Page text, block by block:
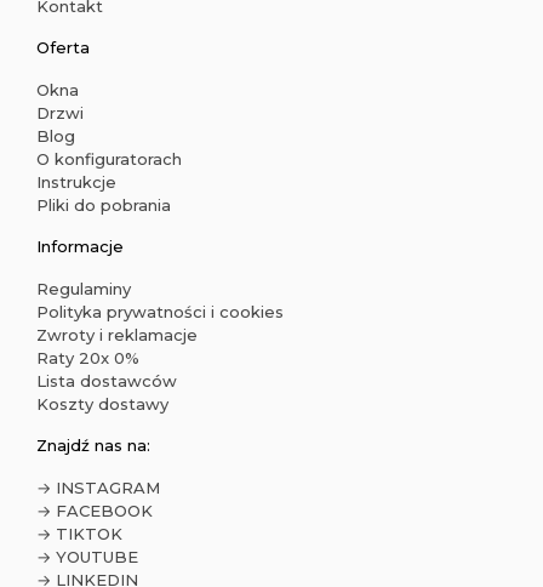
Kontakt
Oferta
Okna
Drzwi
Blog
O konfiguratorach
Instrukcje
Pliki do pobrania
Informacje
Regulaminy
Polityka prywatności i cookies
Zwroty i reklamacje
Raty 20x 0%
Lista dostawców
Koszty dostawy
Znajdź nas na:
→ INSTAGRAM
→ FACEBOOK
→ TIKTOK
→ YOUTUBE
→ LINKEDIN